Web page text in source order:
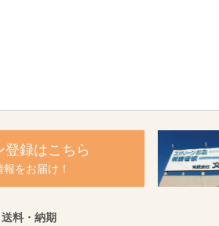
登録はこちら
をお届け！
送料・納期